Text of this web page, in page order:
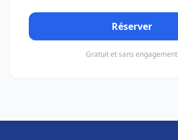
Réserver
Gratuit et sans engagement